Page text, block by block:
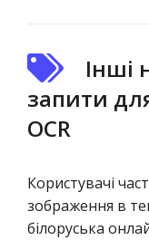
Інші
запити
OCR
Користувачі
зображення в
білоруська